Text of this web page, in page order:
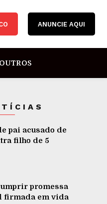
ANUNCIE AQUI
OUTROS
pai acusado de
filho de 5
promessa
firmada em vida